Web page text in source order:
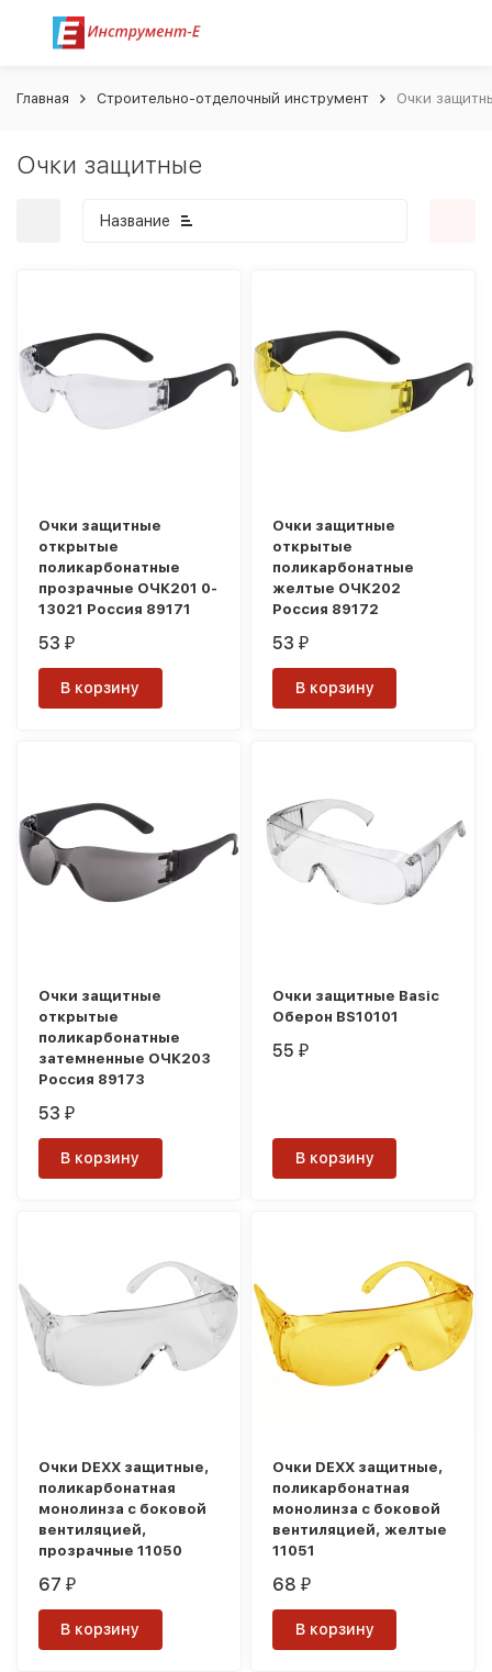
Главная Строительно-отделочный инструмент Очки
Очки защитные
Название
покупателей
Очки защитные
открытые
поликарбонатные
прозрачные ОЧК201 0-
13021 Россия 89171
53₽
В корзину
Очки защитные
открытые
поликарбонатные
желтые ОЧК202
Россия 89172
53₽
В корзину
Очки защитные
открытые
поликарбонатные
затемненные ОЧК203
Россия 89173
53₽
В корзину
Очки защитные Basic
Оберон BS10101
55₽
В корзину
Очки DEXX защитные,
поликарбонатная
монолинза с боковой
вентиляцией,
прозрачные 11050
67₽
В корзину
Очки DEXX защитные,
поликарбонатная
монолинза с боковой
вентиляцией, желтые
11051
68₽
В корзину